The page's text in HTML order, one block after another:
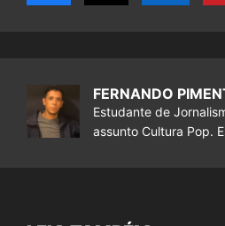
FERNANDO
Estudante de
assunto Cultura Pop.